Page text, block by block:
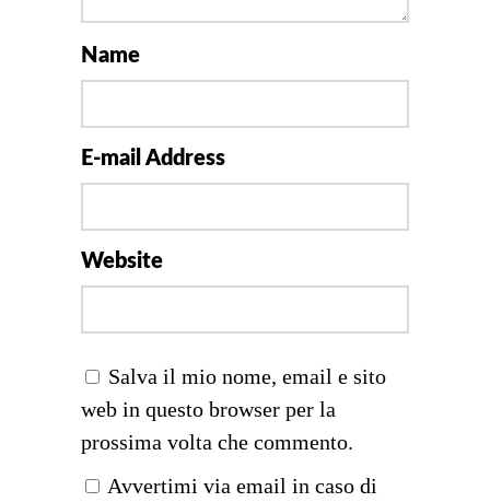
Name
E-mail Address
Website
Salva il mio nome, email e sito
web in questo browser per la
prossima volta che commento.
Avvertimi via email in caso di